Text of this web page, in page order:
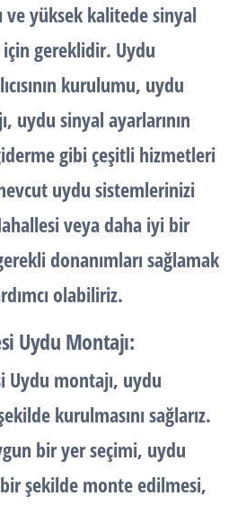
ve yüksek kalitede sinyal
için gereklidir. Uydu
kurulumu, uydu
uydu sinyal ayarlarının
gibi çeşitli hizmetleri
uydu sistemlerinizi
veya daha iyi bir
donanımları sağlamak
olabiliriz.
Uydu Montajı:
montajı, uydu
kurulmasını sağlarız.
bir yer seçimi, uydu
şekilde monte edilmesi,